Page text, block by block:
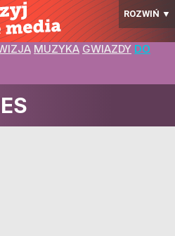
ROZWIŃ ▼
MUZYKA GWIAZDY DO